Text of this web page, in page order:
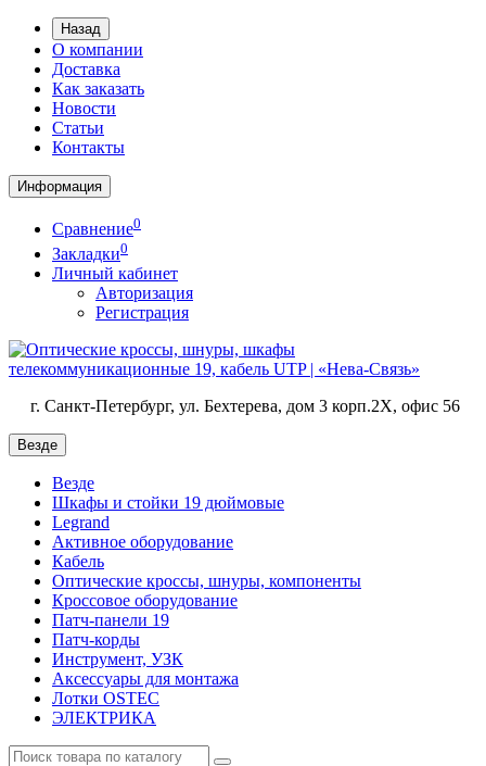
Назад
О компании
Доставка
Как заказать
Новости
Статьи
Контакты
Информация
Сравнение0
Закладки0
Личный кабинет
Авторизация
Регистрация
г. Санкт-Петербург, ул. Бехтерева, дом 3 корп.2X, офис 56
Везде
Везде
Шкафы и стойки 19 дюймовые
Legrand
Активное оборудование
Кабель
Оптические кроссы, шнуры, компоненты
Кроссовое оборудование
Патч-панели 19
Патч-корды
Инструмент, УЗК
Аксессуары для монтажа
Лотки OSTEC
ЭЛЕКТРИКА